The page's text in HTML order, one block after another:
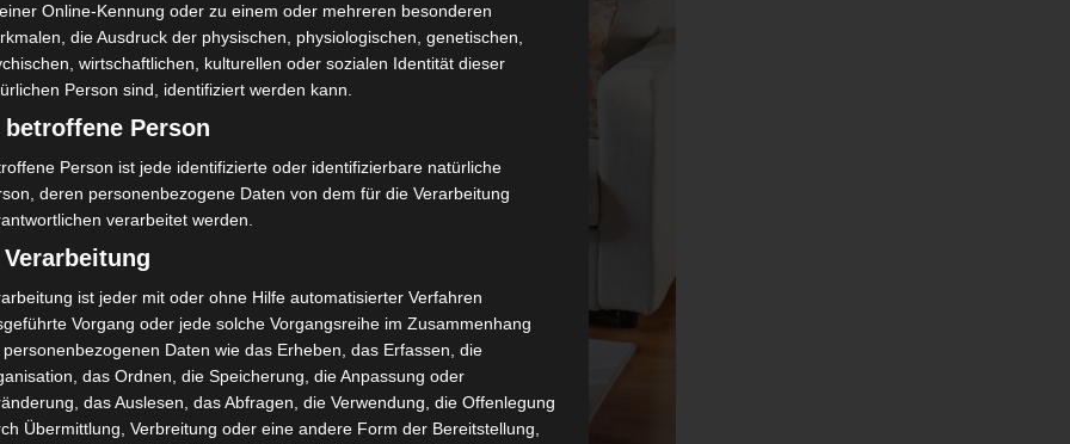
Online-Kennung oder zu einem oder mehreren besonderen
die Ausdruck der physischen, physiologischen, genetischen,
wirtschaftlichen, kulturellen oder sozialen Identität dieser
Person sind, identifiziert werden kann.
betroffene Person
Person ist jede identifizierte oder identifizierbare natürliche
deren personenbezogene Daten von dem für die Verarbeitung
verarbeitet werden.
ist jeder mit oder ohne Hilfe automatisierter Verfahren
Vorgang oder jede solche Vorgangsreihe im Zusammenhang
personenbezogenen Daten wie das Erheben, das Erfassen, die
das Ordnen, die Speicherung, die Anpassung oder
das Auslesen, das Abfragen, die Verwendung, die Offenlegung
Übermittlung, Verbreitung oder eine andere Form der Bereitstellung,